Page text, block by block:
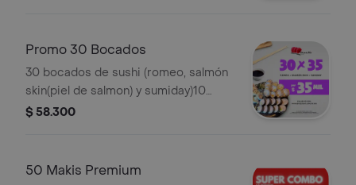
Promo 30 Bocados
30 bocados de sushi (romeo, salmón
skin(piel de salmon) y sumiday)10
bocados de cada sabor cuando no
salsas (1 hanashi 1 teriyaki), jengibre y
$ 58.300
50 Makis Premium